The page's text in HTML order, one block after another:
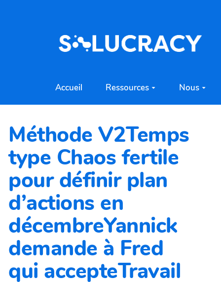
Accueil Ressources Nous
Méthode V2Temps
type Chaos fertile
pour définir plan
d’actions en
décembreYannick
demande à Fred
qui accepteTravail